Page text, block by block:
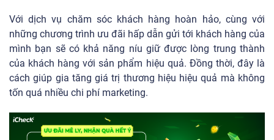
Với dịch vụ chăm sóc khách hàng hoàn hảo, cùng với
những chương trình ưu đãi hấp dẫn gửi tới khách hàng của
mình bạn sẽ có khả năng níu giữ được lòng trung thành
của khách hàng với sản phẩm hiệu quả. Đồng thời, đây là
cách giúp gia tăng giá trị thương hiệu hiệu quả mà không
tốn quá nhiều chi phí marketing.